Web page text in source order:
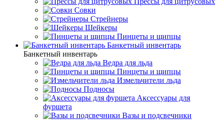
Совки
Стрейнеры
Шейкеры
Пинцеты и щипцы
Банкетный инвентарь
Банкетный инвентарь
Ведра для льда
Пинцеты и щипцы
Измельчители льда
Подносы
Аксессуары для
фуршета
Вазы и подсвечники